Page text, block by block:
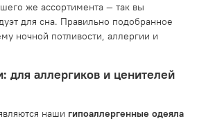
же ассортимента — так вы
для сна. Правильно подобранное
ночной потливости, аллергии и
для аллергиков и ценителей
наши гипоаллергенные одеяла